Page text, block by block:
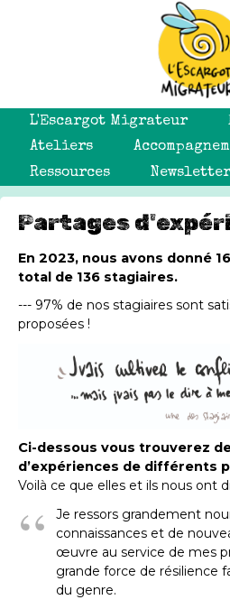
L'Escargot Migrateur
Ateliers
Ressources
Newsletter
Partages
En 2023, nous avons donné
total de 136 stagiaires.
--- 97% de nos stagiaires sont
proposées !
Ci-dessous vous trouverez
d’expériences de différents
Voilà ce que elles et ils nous ont
Je ressors grandement
connaissances et de
œuvre au service de mes
grande force de résilience
du genre.